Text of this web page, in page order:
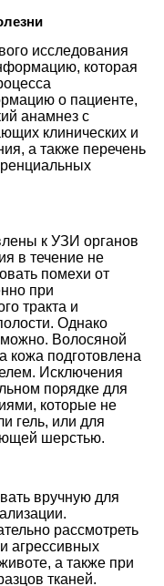
исследования
которая
о пациенте,
анамнез с
клинических и
а также перечень
к УЗИ органов
в течение не
помехи от
при
тракта и
Однако
Волосяной
кожа подготовлена
Исключения
порядке для
которые не
гель, или для
шерстью.
вручную для
рассмотреть
агрессивных
а также при
тканей.